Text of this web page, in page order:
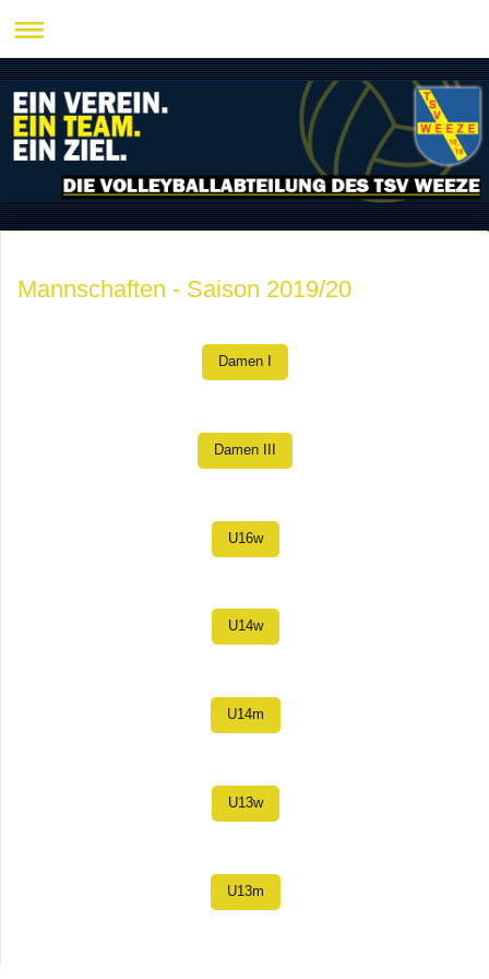
Mannschaften - Saison 2019/20
Damen I
Damen III
U16w
U14w
U14m
U13w
U13m